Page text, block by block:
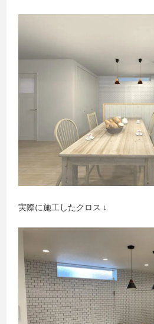
実際に施工したクロス ↓